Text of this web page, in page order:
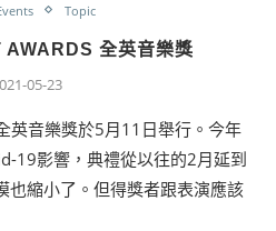
Topic
全英音樂獎
05-23
英音樂獎於5月11日舉行。今年
19影響，典禮從以往的2月延到
也縮小了。但得獎者跟表演應該